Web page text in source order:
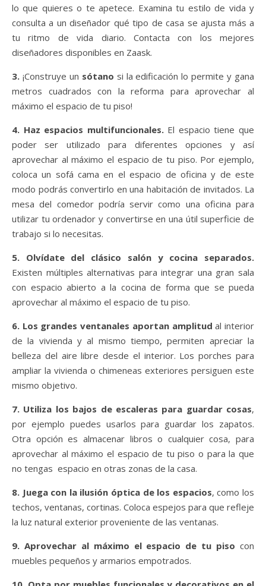
lo que quieres o te apetece. Examina tu estilo de vida y
consulta a un diseñador qué tipo de casa se ajusta más a
tu ritmo de vida diario. Contacta con los mejores
diseñadores disponibles en Zaask.
3. ¡Construye un sótano si la edificación lo permite y gana
metros cuadrados con la reforma para aprovechar al
máximo el espacio de tu piso!
4. Haz espacios multifuncionales.El espacio tiene que
poder ser utilizado para diferentes opciones y así
aprovechar al máximo el espacio de tu piso. Por ejemplo,
coloca un sofá cama en el espacio de oficina y de este
modo podrás convertirlo en una habitación de invitados. La
mesa del comedor podría servir como una oficina para
utilizar tu ordenador y convertirse en una útil superficie de
trabajo si lo necesitas.
5. Olvídate del clásico salón y cocina separados.
Existen múltiples alternativas para integrar una gran sala
con espacio abierto a la cocina de forma que se pueda
aprovechar al máximo el espacio de tu piso.
6. Los grandes ventanales aportan amplitud al interior
de la vivienda y al mismo tiempo, permiten apreciar la
belleza del aire libre desde el interior. Los porches para
ampliar la vivienda o chimeneas exteriores persiguen este
mismo objetivo.
7. Utiliza los bajos de escaleras para guardar cosas,
por ejemplo puedes usarlos para guardar los zapatos.
Otra opción es almacenar libros o cualquier cosa, para
aprovechar al máximo el espacio de tu piso o para la que
no tengas espacio en otras zonas de la casa.
8. Juega con la ilusión óptica de los espacios, como los
techos, ventanas, cortinas. Coloca espejos para que refleje
la luz natural exterior proveniente de las ventanas.
9. Aprovechar al máximo el espacio de tu piso con
muebles pequeños y armarios empotrados.